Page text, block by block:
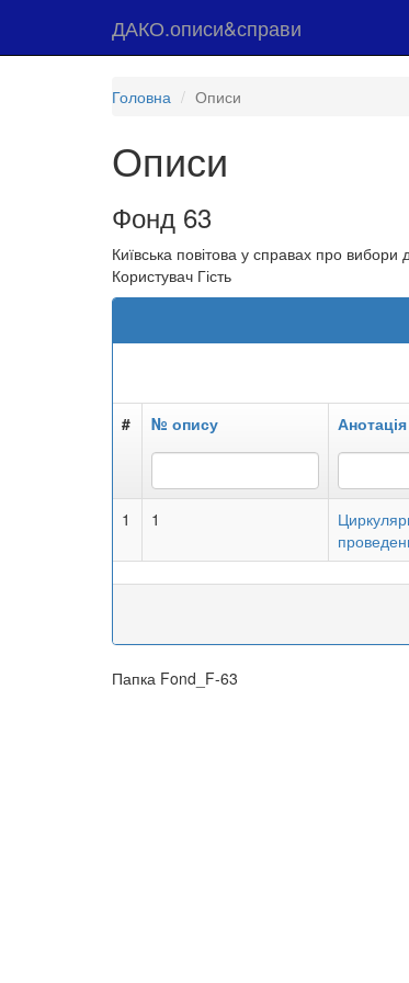
ДАКО.описи&справи
Головна Описи
Описи
Фонд 63
Київська повітова у справах про
Користувач Гість
# № опису
1 1
Папка Fond_F-63